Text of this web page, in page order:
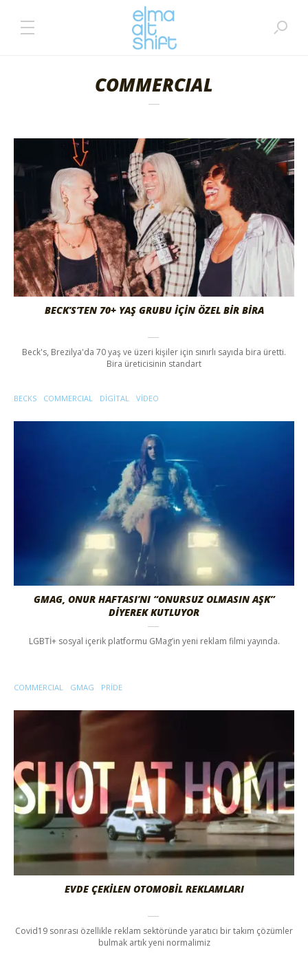
COMMERCIAL
BECK’S’TEN 70+ YAŞ GRUBU İÇIN ÖZEL BIR BIRA
Beck's, Brezilya'da 70 yaş ve üzeri kişiler için sınırlı sayıda bira üretti.
Bira üreticisinin standart
BECKS COMMERCIAL DIGITAL VIDEO
GMAG, ONUR HAFTASI’NI “ONURSUZ OLMASIN AŞK”
DIYEREK KUTLUYOR
LGBTİ+ sosyal içerik platformu GMag’in yeni reklam filmi yayında.
COMMERCIAL GMAG PRIDE
EVDE ÇEKILEN OTOMOBIL REKLAMLARI
Covid19 sonrası özellikle reklam sektöründe yaratıcı bir takım çözümler
bulmak artık yeni normalimiz